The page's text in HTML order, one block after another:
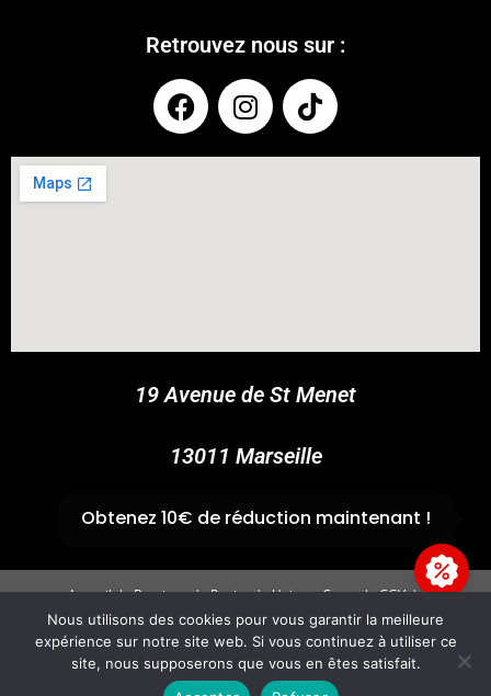
Retrouvez nous sur :
19 Avenue de St Menet
13011 Marseille
✆04 91 44 45 46
Accueil Boutique Panier Univers Cross
CGV
Mentions légales
Copyright 2026 - GvpAccess - Site By Fire'Technologie
Obtenez 10€ de réduction maintenant !
Nous utilisons des cookies pour vous garantir la meilleure
expérience sur notre site web. Si vous continuez à utiliser ce
site, nous supposerons que vous en êtes satisfait.